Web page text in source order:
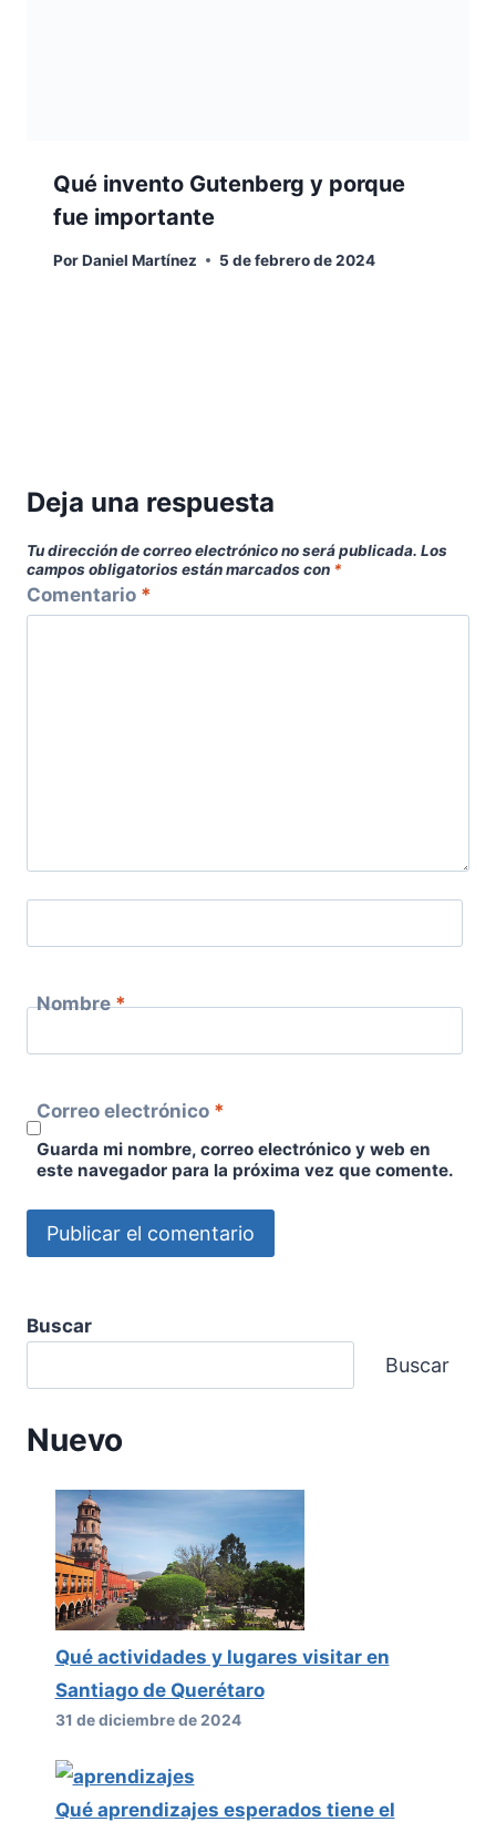
Qué invento Gutenberg y porque
fue importante
PorDaniel Martínez 5 de febrero de 2024
Deja una respuesta
Tu dirección de correo electrónico no será publicada. Los
campos obligatorios están marcados con *
Comentario *
Nombre*
Correo electrónico *
Guarda mi nombre, correo electrónico y web en
este navegador para la próxima vez que comente.
Buscar
Buscar
Nuevo
Qué actividades y lugares visitar en
Santiago de Querétaro
31 de diciembre de 2024
Qué aprendizajes esperados tiene el